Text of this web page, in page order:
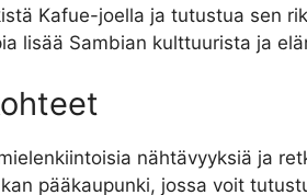
Kafue-joella ja tutustua sen
lisää Sambian kulttuurista ja
nähtävyyksiä ja
pääkaupunki, jossa voit